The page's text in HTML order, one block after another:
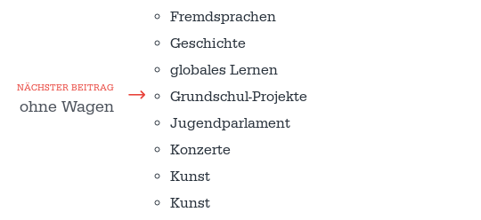
NÄCHSTER BEITRAG
ohne Wagen
Fremdsprachen
Geschichte
globales Lernen
Grundschul-Projekte
Jugendparlament
Konzerte
Kunst
Kunst